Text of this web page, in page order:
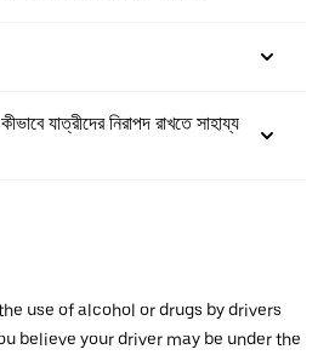
যাত্রীদের নিরাপদ রাখতে সাহায্য
use of alcohol or drugs by drivers
believe your driver may be under the